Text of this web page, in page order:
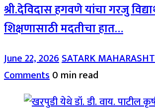
श्री.देविदास हगवणे यांचा गरजु
शिक्षणासाठी मदतीचा हात…
June 22, 2026SATARK
Comments0 min read